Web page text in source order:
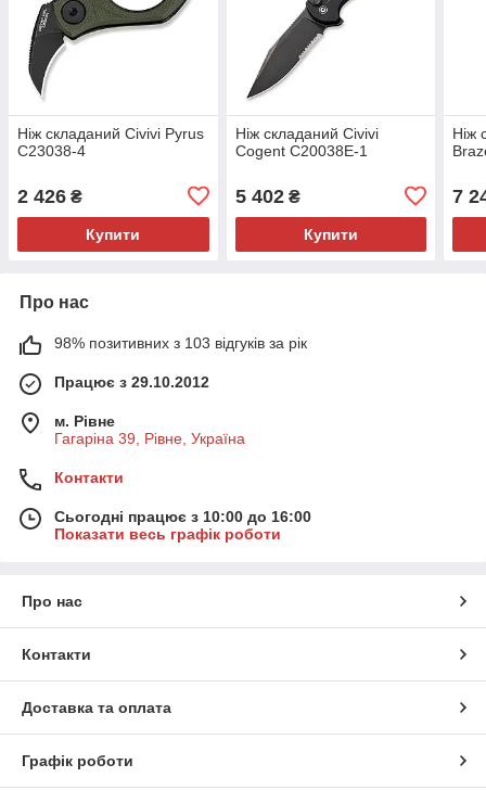
Ніж складаний Civivi Pyrus
C23038-4
2 426 ₴
Купити
Ніж складаний Civivi
Cogent C20038E-1
5 402₴
Купити
Ніж
7
Про нас
98% позитивних з 103 відгуків за рік
Працює з 29.10.2012
м. Рівне
Гагаріна 39, Рівне, Україна
Контакти
Сьогодні працює з 10:00 до 16:00
Показати весь графік роботи
Про нас
Контакти
Доставка та оплата
Графік роботи